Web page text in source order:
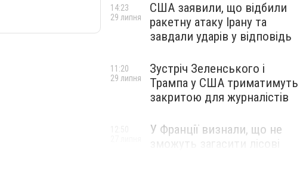
США заявили, що відбили
ракетну атаку Ірану та
завдали ударів у відповідь
14:23
29 липня
Зустріч Зеленського і
Трампа у США триматимуть
закритою для журналістів
11:20
29 липня
У Франції визнали, що не